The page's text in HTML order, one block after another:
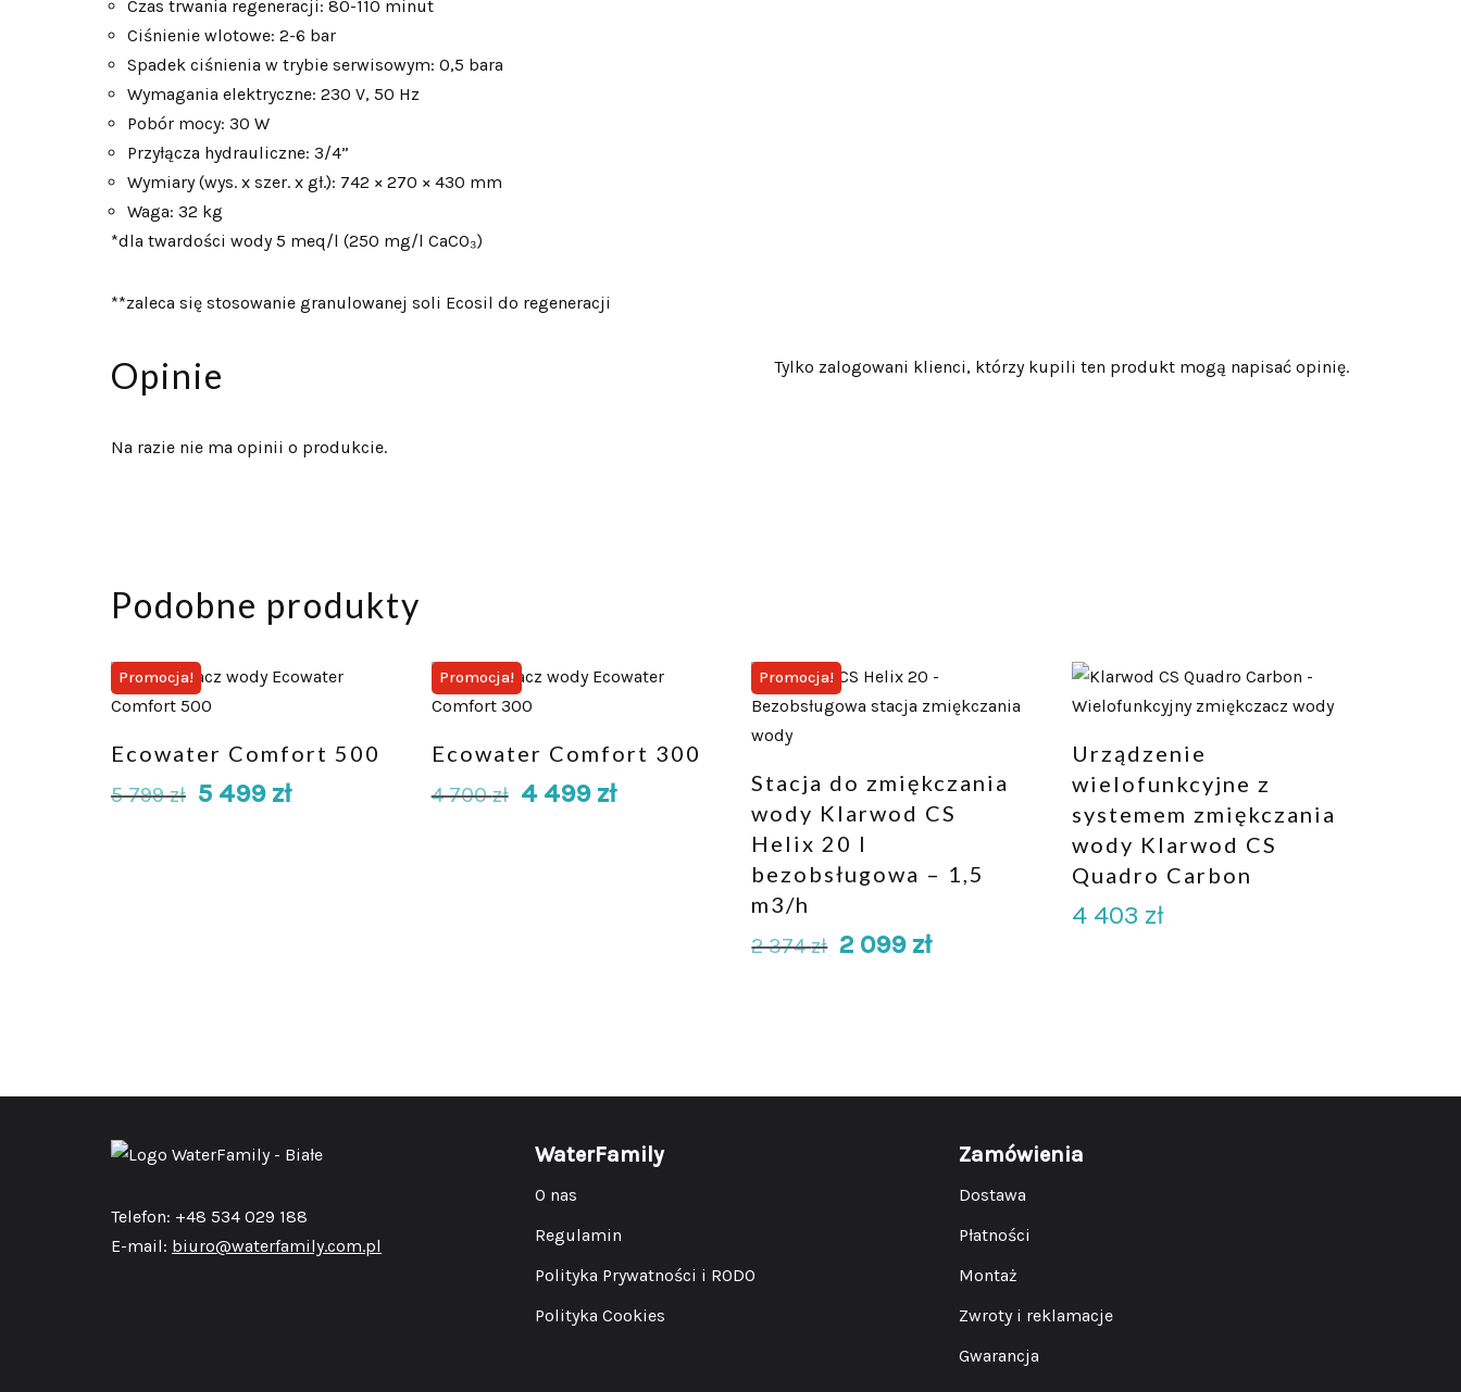
Czas trwania regeneracji: 80-110 minut
Ciśnienie wlotowe: 2-6 bar
Spadek ciśnienia w trybie serwisowym: 0,5 bara
Wymagania elektryczne: 230 V, 50 Hz
Pobór mocy: 30 W
Przyłącza hydrauliczne: 3/4”
Wymiary (wys. x szer. x gł.): 742 × 270 × 430 mm
Waga: 32 kg
*dla twardości wody 5 meq/l (250 mg/l CaCO₃)
**zaleca się stosowanie granulowanej soli Ecosil do regeneracji
Opinie
Na razie nie ma opinii o produkcie.
Tylko zalogowani klienci, którzy kupili ten produkt mogą napisać opinię.
Podobne produkty
Promocja!
Ecowater Comfort 500
5 799zł 5 499 zł
Promocja!
Ecowater Comfort 300
4 700zł 4 499 zł
Promocja!
Stacja do zmiękczania
wody Klarwod CS
Helix 20 l
bezobsługowa – 1,5
m3/h
2 374zł 2 099 zł
Urządzenie
wielofunkcyjne z
systemem zmiękczania
wody Klarwod CS
Quadro Carbon
4 403 zł
Telefon: +48 534 029 188
E-mail: biuro@waterfamily.com.pl
WaterFamily
O nas
Regulamin
Polityka Prywatności i RODO
Polityka Cookies
Zamówienia
Dostawa
Płatności
Montaż
Zwroty i reklamacje
Gwarancja